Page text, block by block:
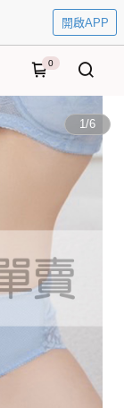
開啟APP
0
1/6